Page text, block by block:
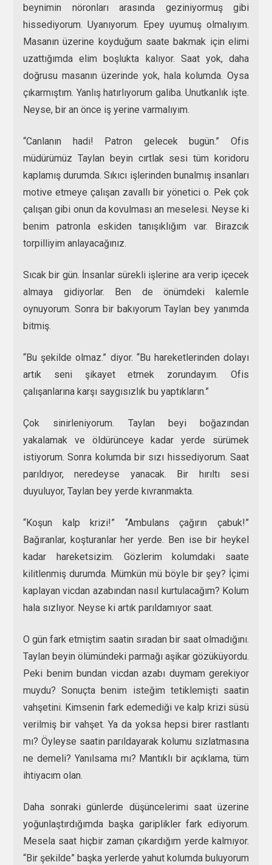
beynimin nöronları arasında geziniyormuş gibi
hissediyorum. Uyanıyorum. Epey uyumuş olmalıyım.
Masanın üzerine koyduğum saate bakmak için elimi
uzattığımda elim boşlukta kalıyor. Saat yok, daha
doğrusu masanın üzerinde yok, hala kolumda. Oysa
çıkarmıştım. Yanlış hatırlıyorum galiba. Unutkanlık işte.
Neyse, bir an önce iş yerine varmalıyım.
“Canlanın hadi! Patron gelecek bugün.” Ofis
müdürümüz Taylan beyin cırtlak sesi tüm koridoru
kaplamış durumda. Sıkıcı işlerinden bunalmış insanları
motive etmeye çalışan zavallı bir yönetici o. Pek çok
çalışan gibi onun da kovulması an meselesi. Neyse ki
benim patronla eskiden tanışıklığım var. Birazcık
torpilliyim anlayacağınız.
Sıcak bir gün. İnsanlar sürekli işlerine ara verip içecek
almaya gidiyorlar. Ben de önümdeki kalemle
oynuyorum. Sonra bir bakıyorum Taylan bey yanımda
bitmiş.
“Bu şekilde olmaz.” diyor. “Bu hareketlerinden dolayı
artık seni şikayet etmek zorundayım. Ofis
çalışanlarına karşı saygısızlık bu yaptıkların.”
Çok sinirleniyorum. Taylan beyi boğazından
yakalamak ve öldürünceye kadar yerde sürümek
istiyorum. Sonra kolumda bir sızı hissediyorum. Saat
parıldıyor, neredeyse yanacak. Bir hırıltı sesi
duyuluyor, Taylan bey yerde kıvranmakta.
“Koşun kalp krizi!” “Ambulans çağırın çabuk!”
Bağıranlar, koşturanlar her yerde. Ben ise bir heykel
kadar hareketsizim. Gözlerim kolumdaki saate
kilitlenmiş durumda. Mümkün mü böyle bir şey? İçimi
kaplayan vicdan azabından nasıl kurtulacağım? Kolum
hala sızlıyor. Neyse ki artık parıldamıyor saat.
O gün fark etmiştim saatin sıradan bir saat olmadığını.
Taylan beyin ölümündeki parmağı aşikar gözüküyordu.
Peki benim bundan vicdan azabı duymam gerekiyor
muydu? Sonuçta benim isteğim tetiklemişti saatin
vahşetini. Kimsenin fark edemediği ve kalp krizi süsü
verilmiş bir vahşet. Ya da yoksa hepsi birer rastlantı
mı? Öyleyse saatin parıldayarak kolumu sızlatmasına
ne demeli? Yanılsama mı? Mantıklı bir açıklama, tüm
ihtiyacım olan.
Daha sonraki günlerde düşüncelerimi saat üzerine
yoğunlaştırdığımda başka gariplikler fark ediyorum.
Mesela saat hiçbir zaman çıkardığım yerde kalmıyor.
“Bir şekilde” başka yerlerde yahut kolumda buluyorum